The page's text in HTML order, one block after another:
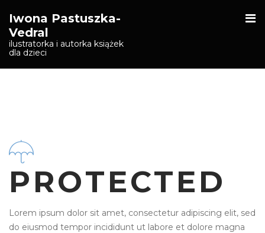
Iwona Pastuszka-
Vedral
ilustratorka i autorka książek
dla dzieci
PROTECTED
Lorem ipsum dolor sit amet, consectetur adipiscing elit, sed
do eiusmod tempor incididunt ut labore et dolore magna